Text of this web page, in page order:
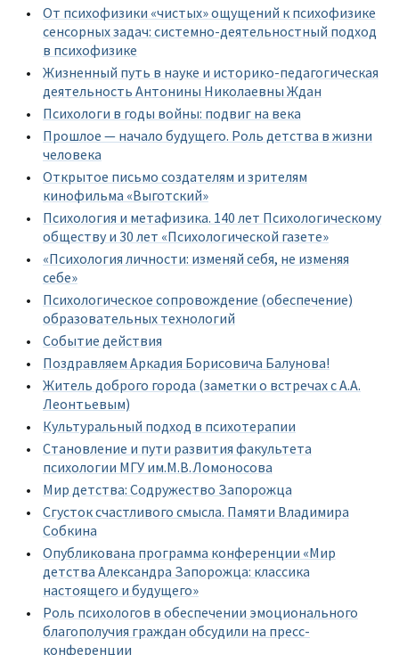
От психофизики «чистых» ощущений к психофизике
сенсорных задач: системно-деятельностный подход
в психофизике
Жизненный путь в науке и историко-педагогическая
деятельность Антонины Николаевны Ждан
Психологи в годы войны: подвиг на века
Прошлое — начало будущего. Роль детства в жизни
человека
Открытое письмо создателям и зрителям
кинофильма «Выготский»
Психология и метафизика. 140 лет Психологическому
обществу и 30 лет «Психологической газете»
«Психология личности: изменяй себя, не изменяя
себе»
Психологическое сопровождение (обеспечение)
образовательных технологий
Событие действия
Поздравляем Аркадия Борисовича Балунова!
Житель доброго города (заметки о встречах с А.А.
Леонтьевым)
Культуральный подход в психотерапии
Становление и пути развития факультета
психологии МГУ им.М.В.Ломоносова
Мир детства: Содружество Запорожца
Сгусток счастливого смысла. Памяти Владимира
Собкина
Опубликована программа конференции «Мир
детства Александра Запорожца: классика
настоящего и будущего»
Роль психологов в обеспечении эмоционального
благополучия граждан обсудили на пресс-
конференции